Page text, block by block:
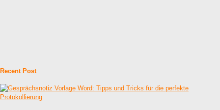
Recent Post